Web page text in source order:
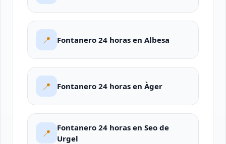
📍 Fontanero 24 horas en Albesa
📍 Fontanero 24 horas en Àger
📍
Fontanero 24 horas en Seo de
Urgel